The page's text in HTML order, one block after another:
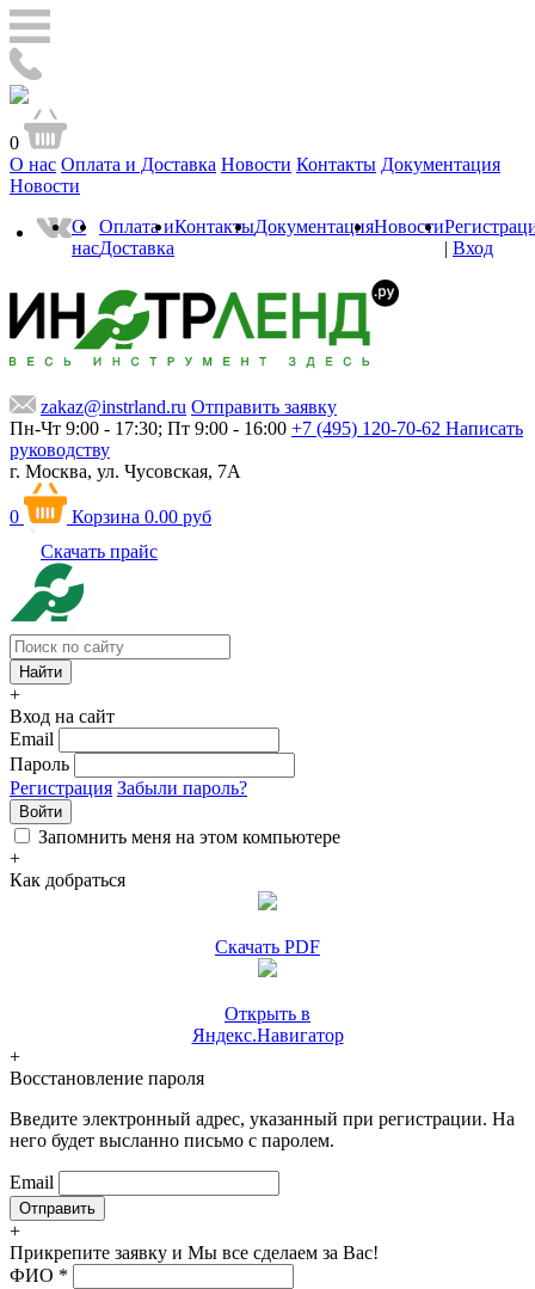
0
О нас Оплата и Доставка Новости Контакты Документация
Новости
О
нас
Оплата и
Доставка
КонтактыДокументацияНовости
| Вход
zakaz@instrland.ru Отправить заявку
Пн-Чт 9:00 - 17:30; Пт 9:00 - 16:00 +7 (495) 120-70-62 Написать
руководству
г. Москва, ул. Чусовская, 7А
0 Корзина 0.00 руб
Скачать прайс
+
Вход на сайт
Email
Пароль
Регистрация Забыли пароль?
Войти
Запомнить меня на этом компьютере
+
Как добраться
Скачать PDF
Открыть в
Яндекс.Навигатор
+
Восстановление пароля
Введите электронный адрес, указанный при регистрации. На
него будет высланно письмо с паролем.
Email
+
Прикрепите заявку и Мы все сделаем за Вас!
ФИО *